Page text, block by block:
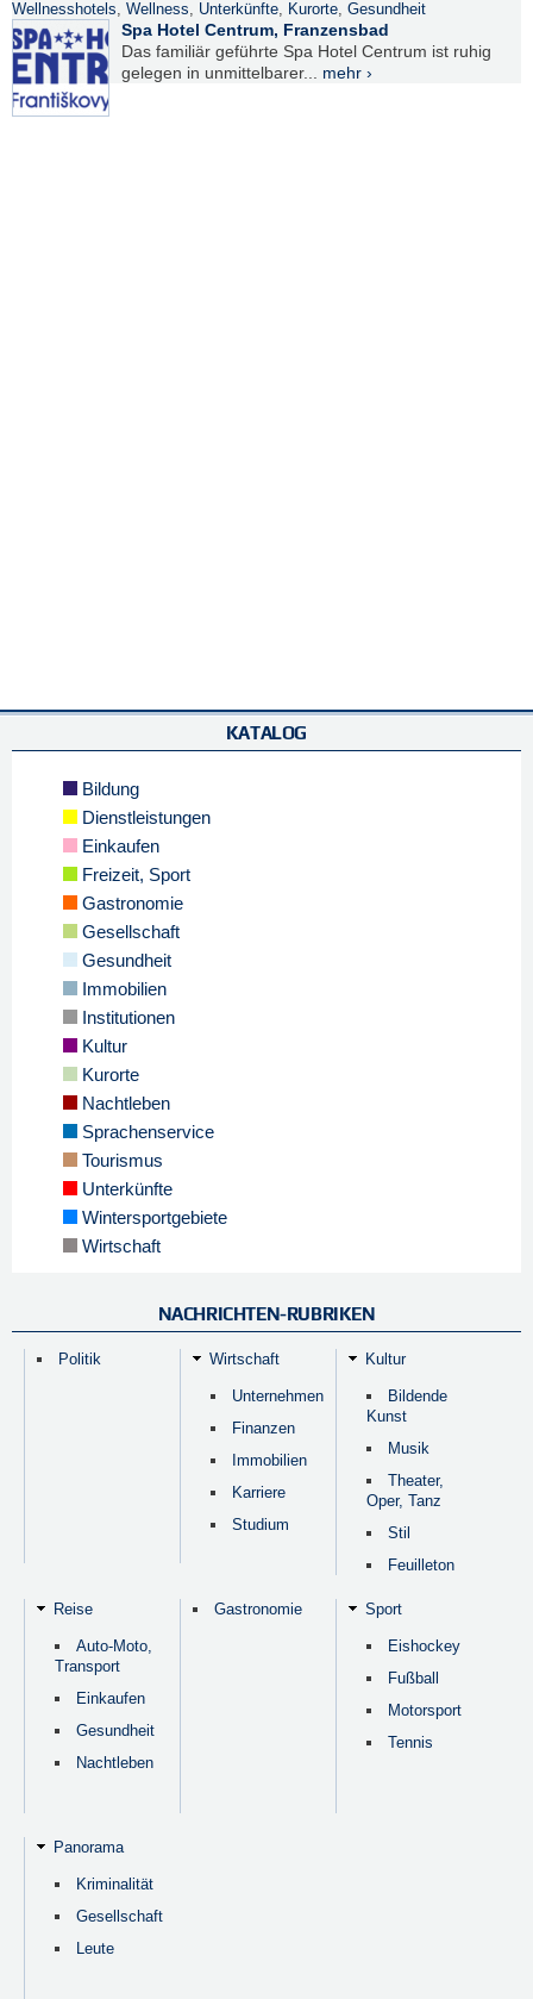
Wellnesshotels, Wellness, Unterkünfte, Kurorte, Gesundheit
Spa Hotel Centrum, Franzensbad
Das familiär geführte Spa Hotel Centrum ist ruhig
gelegen in unmittelbarer... mehr ›
KATALOG
Bildung
Dienstleistungen
Einkaufen
Freizeit, Sport
Gastronomie
Gesellschaft
Gesundheit
Immobilien
Institutionen
Kultur
Kurorte
Nachtleben
Sprachenservice
Tourismus
Unterkünfte
Wintersportgebiete
Wirtschaft
NACHRICHTEN-RUBRIKEN
Politik Wirtschaft
Unternehmen
Finanzen
Immobilien
Karriere
Studium
Kultur
Bildende
Kunst
Musik
Theater,
Oper, Tanz
Stil
Feuilleton
Reise
Auto-Moto,
Transport
Einkaufen
Gesundheit
Nachtleben
Gastronomie Sport
Eishockey
Fußball
Motorsport
Tennis
Panorama
Kriminalität
Gesellschaft
Leute